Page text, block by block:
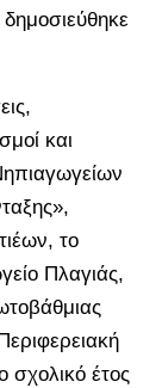
και
το
Πλαγιάς,
σχολικό έτος